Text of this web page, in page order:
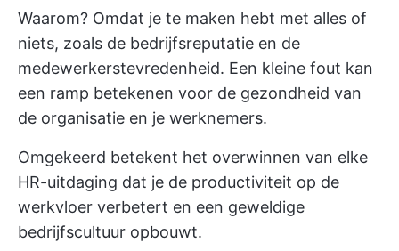
Waarom? Omdat je te maken hebt met alles of
niets, zoals de bedrijfsreputatie en de
medewerkerstevredenheid. Een kleine fout kan
een ramp betekenen voor de gezondheid van
de organisatie en je werknemers.
Omgekeerd betekent het overwinnen van elke
HR-uitdaging dat je de productiviteit op de
werkvloer verbetert en een geweldige
bedrijfscultuur opbouwt.